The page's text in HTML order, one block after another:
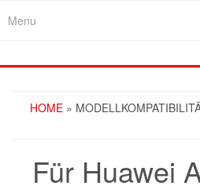
Menu
HOME »
Für Huawei